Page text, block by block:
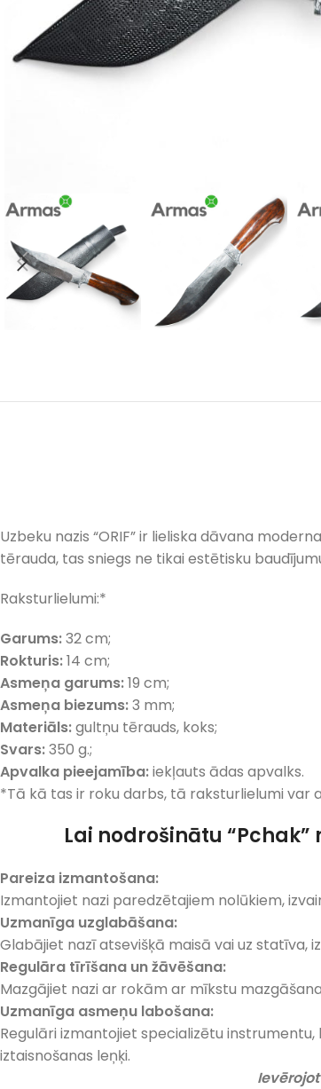
Uzbeku nazis “ORIF” ir lieliska dāvana
tērauda, tas sniegs ne tikai estētisku
Raksturlielumi:*
Garums:32 cm;
Rokturis:14 cm;
Asmeņa garums:19 cm;
Asmeņa biezums:3 mm;
Materiāls:gultņu tērauds, koks;
Svars:350 g.;
Apvalka pieejamība:iekļauts ādas apvalks.
*Tā kā tas ir roku darbs, tā raksturlielumi var
Lai nodrošinātu
Pareiza izmantošana:
Izmantojiet nazi paredzētajiem nolūkiem,
Uzmanīga uzglabāšana:
Glabājiet nazī atsevišķā maisā vai uz
Regulāra tīrīšana un žāvēšana:
Mazgājiet nazi ar rokām ar mīkstu
Uzmanīga asmeņu labošana:
Regulāri izmantojiet specializētu
iztaisnošanas leņķi.